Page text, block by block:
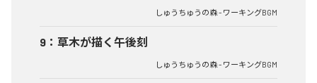
しゅうちゅうの森 - ワーキングBGM
9 ： 草木が描く午後刻
しゅうちゅうの森 - ワーキングBGM